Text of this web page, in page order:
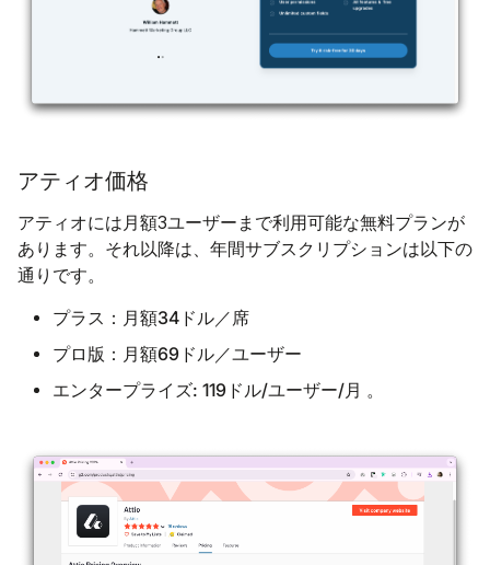
アティオ価格
アティオには月額3ユーザーまで利用可能な無料プランが
あります。それ以降は、年間サブスクリプションは以下の
通りです。
プラス：月額34ドル／席
プロ版：月額69ドル／ユーザー
エンタープライズ: 119ドル/ユーザー/月 。